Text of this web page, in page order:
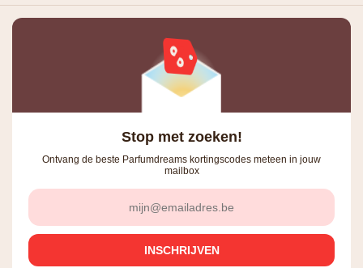
Stop met zoeken!
Ontvang de beste Parfumdreams kortingscodes meteen in jouw
mailbox